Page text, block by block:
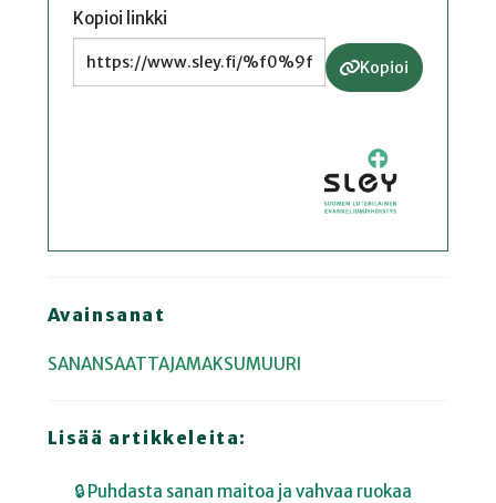
Kopioi linkki
Kopioi
Avainsanat
SANANSAATTAJAMAKSUMUURI
Lisää artikkeleita:
🔒 Puhdasta sanan maitoa ja vahvaa ruokaa